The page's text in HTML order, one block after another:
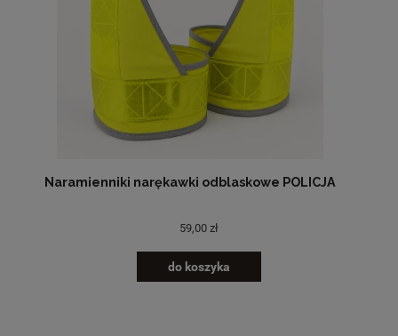
Naramienniki narękawki odblaskowe POLICJA
59,00 zł
do koszyka